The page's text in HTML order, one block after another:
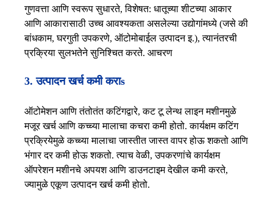
गुणवत्ता आणि स्वरूप सुधारते, विशेषत: धातूच्या शीटच्या आकार
आणि आकारासाठी उच्च आवश्यकता असलेल्या उद्योगांमध्ये (जसे की
बांधकाम, घरगुती उपकरणे, ऑटोमोबाईल उत्पादन इ.), त्यानंतरची
प्रक्रिया सुलभतेने सुनिश्चित करते. आचरण
3. उत्पादन खर्च कमी कराs
ऑटोमेशन आणि तंतोतंत कटिंगद्वारे, कट टू लेन्थ लाइन मशीनमुळे
मजूर खर्च आणि कच्च्या मालाचा कचरा कमी होतो. कार्यक्षम कटिंग
प्रक्रियेमुळे कच्च्या मालाचा जास्तीत जास्त वापर होऊ शकतो आणि
भंगार दर कमी होऊ शकतो. त्याच वेळी, उपकरणांचे कार्यक्षम
ऑपरेशन मशीनचे अपयश आणि डाउनटाइम देखील कमी करते,
ज्यामुळे एकूण उत्पादन खर्च कमी होतो.